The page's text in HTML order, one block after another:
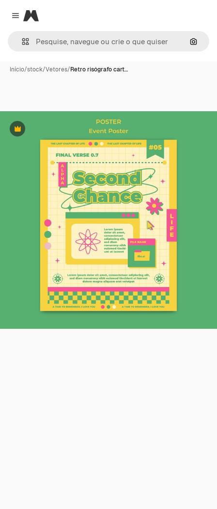
Close menu
Magnific
Início/stock/Vetores/Retro risógrafo cart…
Premium